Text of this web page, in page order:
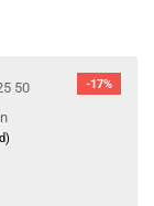
-17%
50